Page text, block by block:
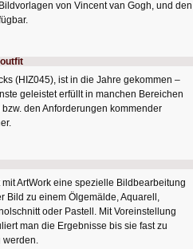
von Vincent van Gogh, und den
(HIZ045), ist in die Jahre gekommen –
geleistet erfüllt in manchen Bereichen
den Anforderungen kommender
ArtWork eine spezielle Bildbearbeitung
Bild zu einem Ölgemälde, Aquarell,
oder Pastell. Mit Voreinstellung
man die Ergebnisse bis sie fast zu
werden.